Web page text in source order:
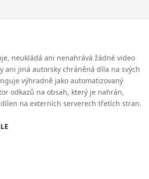
neukládá ani nenahrává žádné video
ani jiná autorsky chráněná díla na svých
výhradně jako automatizovaný
odkazů na obsah, který je nahrán,
na externích serverech třetích stran.